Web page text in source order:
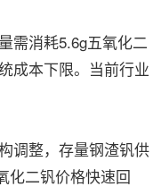
消耗5.6g五氧化二
成本下限。当前行业
整，存量钢渣钒供
化二钒价格快速回